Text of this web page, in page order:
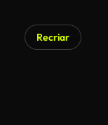
Recriar